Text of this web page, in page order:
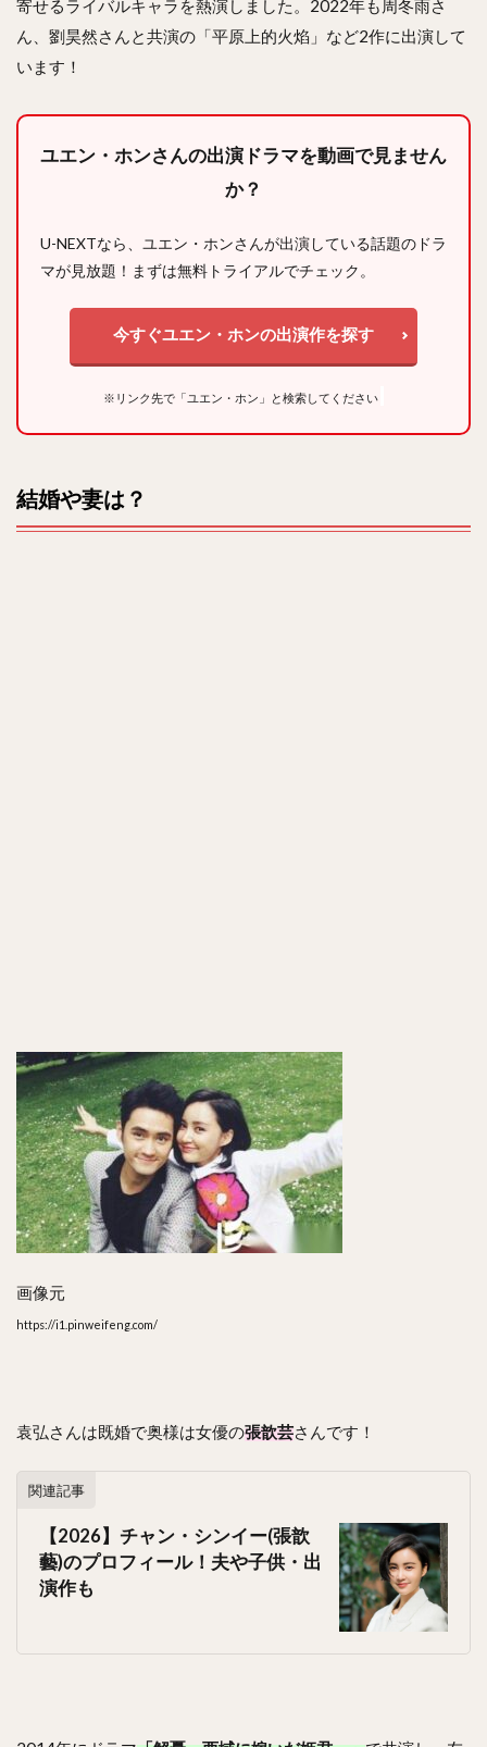
寄せるライバルキャラを熱演しました。2022年も周冬雨さ
ん、劉昊然さんと共演の「平原上的火焰」など2作に出演して
います！
ユエン・ホンさんの出演ドラマを動画で見ません
か？
U-NEXTなら、ユエン・ホンさんが出演している話題のドラ
マが見放題！まずは無料トライアルでチェック。
今すぐユエン・ホンの出演作を探す
※リンク先で「ユエン・ホン」と検索してください
結婚や妻は？
画像元
https://i1.pinweifeng.com/
袁弘さんは既婚で奥様は女優の張歆芸さんです！
関連記事
【2026】チャン・シンイー(張歆
藝)のプロフィール！夫や子供・出
演作も